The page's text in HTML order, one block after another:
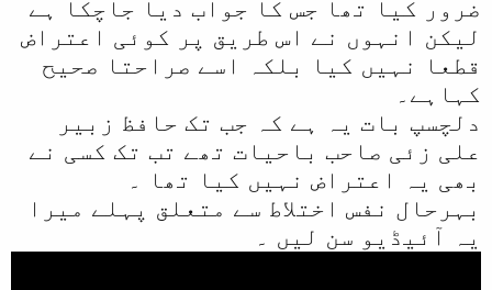
ضرور کیا تھا جس کا جواب دیا جاچکا ہے
لیکن انہوں نے اس طریق پر کوئی اعتراض
قطعا نہیں کیا بلکہ اسے صراحتا صحیح
کہاہے۔
دلچسپ بات یہ ہے کہ جب تک حافظ زبیر
علی زئی صاحب باحیات تھے تب تک کسی نے
بھی یہ اعتراض نہیں کیا تھا ۔
بہرحال نفس اختلاط سے متعلق پہلے میرا
یہ آئیڈیو سن لیں ۔